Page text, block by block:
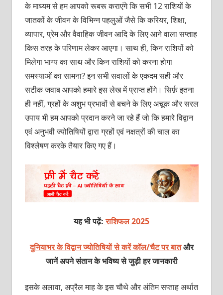
के माध्यम से हम आपको रूबरू कराएंगे कि सभी 12 राशियों के
जातकों के जीवन के विभिन्न पहलुओं जैसे कि करियर, शिक्षा,
व्यापार, प्रेम और वैवाहिक जीवन आदि के लिए आने वाला सप्ताह
किस तरह के परिणाम लेकर आएगा। साथ ही, किन राशियों को
मिलेगा भाग्य का साथ और किन राशियों को करना होगा
समस्याओं का सामना? इन सभी सवालों के एकदम सही और
सटीक जवाब आपको हमारे इस लेख में प्राप्त होंगे। सिर्फ़ इतना
ही नहीं, ग्रहों के अशुभ प्रभावों से बचने के लिए अचूक और सरल
उपाय भी हम आपको प्रदान करने जा रहे हैं जो कि हमारे विद्वान
एवं अनुभवी ज्योतिषियों द्वारा ग्रहों एवं नक्षत्रों की चाल का
विश्लेषण करके तैयार किए गए हैं।
यह भी पढ़ें: राशिफल 2025
दुनियाभर के विद्वान ज्योतिषियों से करें कॉल/चैट पर बात और
जानें अपने संतान के भविष्य से जुड़ी हर जानकारी
इसके अलावा, अप्रैल माह के इस चौथे और अंतिम सप्ताह अर्थात